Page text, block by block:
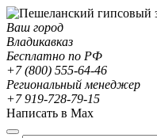
Ваш город
Владикавказ
Бесплатно по РФ
+7 (800) 555-64-46
Региональный менеджер
+7 919-728-79-15
Написать в Max